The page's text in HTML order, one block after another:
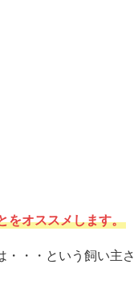
をオススメします。
・・・という飼い主さ